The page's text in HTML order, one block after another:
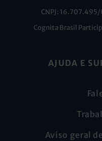
CNPJ:
Cognita Brasil
AJUDA E
Aviso geral